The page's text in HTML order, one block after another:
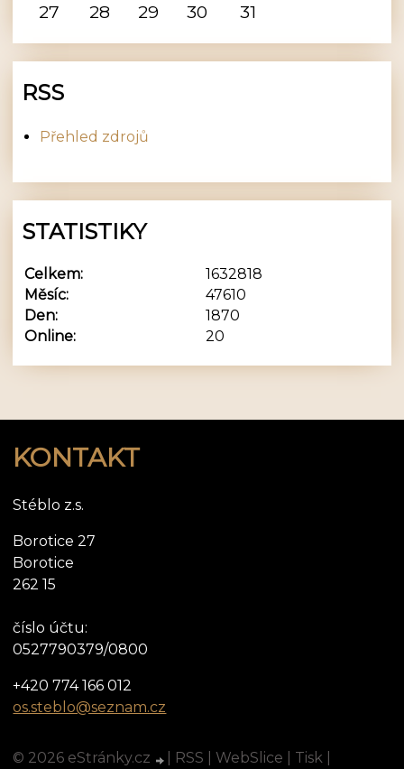
27
28 29 30 31
RSS
Přehled zdrojů
STATISTIKY
Online: 20
Celkem:
1632818
Měsíc:
47610
Den:
1870
KONTAKT
Stéblo z.s.
Borotice 27
Borotice
262 15
číslo účtu:
0527790379/0800
+420 774 166 012
os.steblo@seznam.cz
© 2026 eStránky.cz RSS WebSlice Tisk